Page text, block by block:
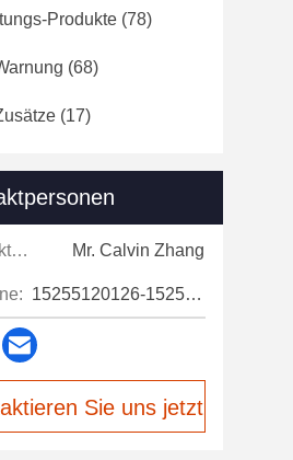
Produkte (78)
(68)
(17)
Kontaktpersonen: Mr. Calvin Zhang
15255120126-15255120126
Sie uns jetzt